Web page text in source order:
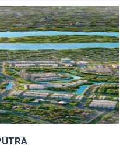
dưỡng hiện đại xanh, sang
mang đến những cảm giác
đồng cư dân đẳng cấp,